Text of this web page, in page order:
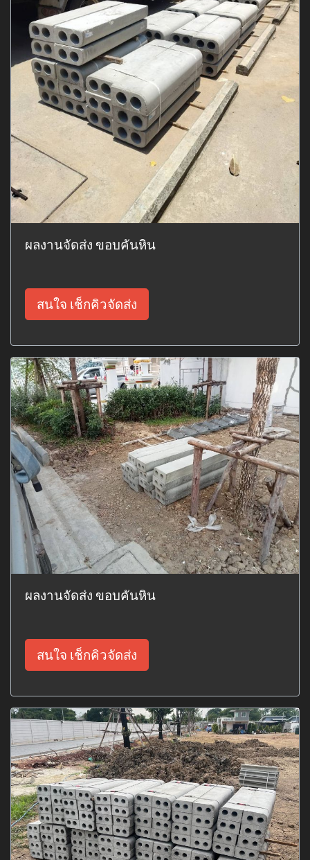
ผลงานจัดส่ง ขอบคันหิน
สนใจ เช็กคิวจัดส่ง
ผลงานจัดส่ง ขอบคันหิน
สนใจ เช็กคิวจัดส่ง